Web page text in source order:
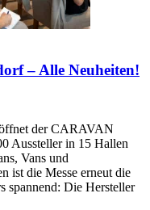
– Alle Neuheiten!
der CARAVAN
Aussteller in 15 Hallen
Vans und
ist die Messe erneut die
spannend: Die Hersteller